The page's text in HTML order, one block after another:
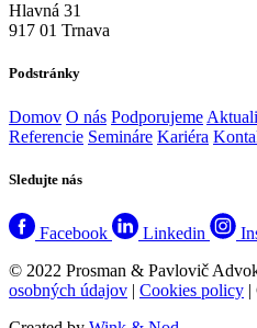
Hlavná 31
917 01 Trnava
Podstránky
Domov O nás Podporujeme
Referencie Semináre Kariéra
Sledujte nás
Facebook Linkedin
© 2022 Prosman & Pavlovič
osobných údajov | Cookies policy |